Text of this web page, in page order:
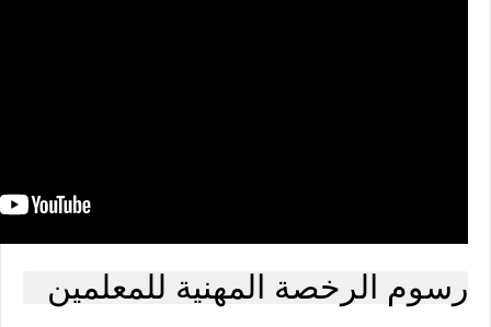
رسوم الرخصة المهنية للمعلمين